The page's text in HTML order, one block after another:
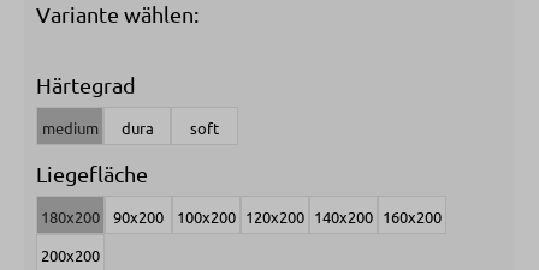
Variante wählen:
Härtegrad
medium dura soft
Liegefläche
180x200 90x200 100x200 120x200 140x200 160x200
200x200